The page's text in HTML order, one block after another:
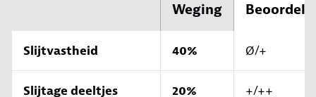
Weging
Slijtvastheid 40% Ø/+
Slijtage deeltjes 20% +/++